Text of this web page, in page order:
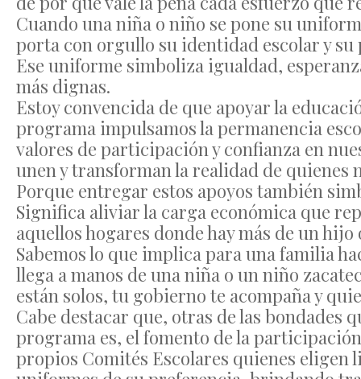
Cuando una niña o niño se pone su
porta con orgullo su identidad escolar y
Ese uniforme simboliza igualdad,
más dignas.
Estoy convencida de que apoyar la
programa impulsamos la permanencia
valores de participación y confianza en
unen y transforman la realidad de quienes
Porque entregar estos apoyos también
Significa aliviar la carga económica que
aquellos hogares donde hay más de un
Sabemos lo que implica para una familia
llega a manos de una niña o un niño
están solos, tu gobierno te acompaña y
Cabe destacar que, otras de las bondades
programa es, el fomento de la
propios Comités Escolares quienes